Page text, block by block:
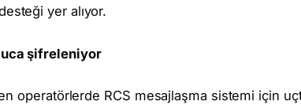
yer alıyor.
uca şifreleniyor
operatörlerde RCS mesajlaşma sistemi için